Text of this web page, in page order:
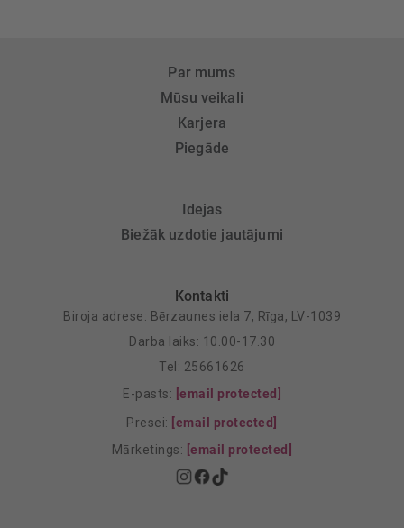
Par mums
Mūsu veikali
Karjera
Piegāde
Idejas
Biežāk uzdotie jautājumi
Kontakti
Biroja adrese: Bērzaunes iela 7, Rīga, LV-1039
Darba laiks: 10.00-17.30
Tel: 25661626
E-pasts: [email protected]
Presei: [email protected]
Mārketings: [email protected]